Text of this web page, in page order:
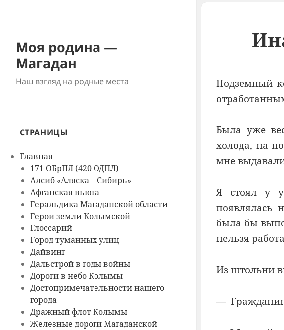
Моя родина —
Магадан
Наш взгляд на родные места
СТРАНИЦЫ
Главная
171 ОБрПЛ (420 ОДПЛ)
Алсиб «Аляска – Сибирь»
Афганская вьюга
Геральдика Магаданской области
Герои земли Колымской
Глоссарий
Город туманных улиц
Дайвинг
Дальстрой в годы войны
Дороги в небо Колымы
Достопримечательности нашего
города
Дражный флот Колымы
Железные дороги Магаданской
Подземный
Была уже
холода, на
мне
Я стоял у
появлялась
была бы
нельзя
Из штольни
— Гражданин